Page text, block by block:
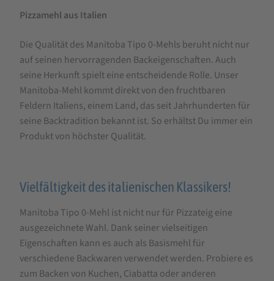
Pizzamehl aus Italien
Die Qualität des Manitoba Tipo 0-Mehls beruht nicht nur
auf seinen hervorragenden Backeigenschaften. Auch
seine Herkunft spielt eine entscheidende Rolle. Unser
Manitoba-Mehl kommt direkt von den fruchtbaren
Feldern Italiens, einem Land, das seit Jahrhunderten für
seine Backtradition bekannt ist. So erhältst Du immer ein
Produkt von höchster Qualität.
Vielfältigkeit des italienischen Klassikers!
Manitoba Tipo 0-Mehl ist nicht nur für Pizzateig eine
ausgezeichnete Wahl. Dank seiner vielseitigen
Eigenschaften kann es auch als Basismehl für
verschiedene Backwaren verwendet werden. Probiere es
zum Backen von Kuchen, Ciabatta oder anderen